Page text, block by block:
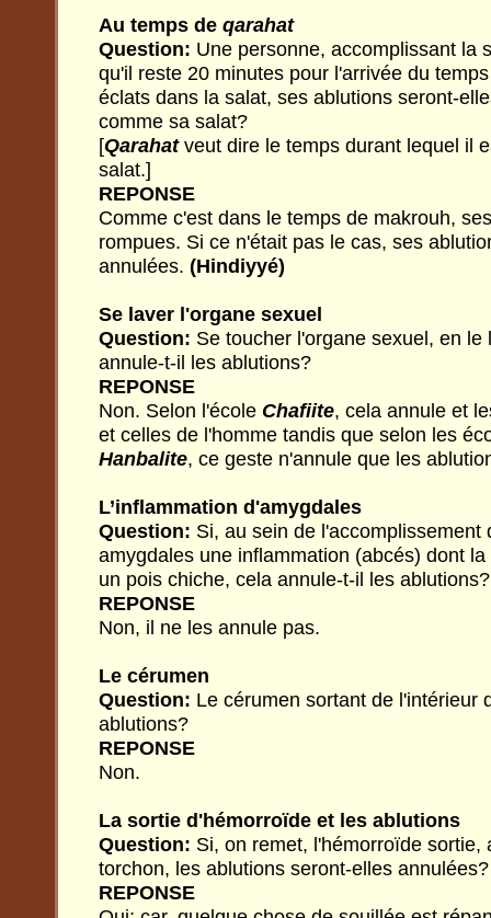
Au temps de qarahat
Question: Une personne, accomplissant la
qu'il reste 20 minutes pour l'arrivée du
éclats dans la salat, ses ablutions seront-
comme sa salat?
[Qarahatveut dire le temps durant lequel il
salat.]
REPONSE
Comme c'est dans le temps de makrouh,
rompues. Si ce n'était pas le cas, ses
annulées. (Hindiyyé)
Se laver l'organe sexuel
Question: Se toucher l'organe sexuel, en le
annule-t-il les ablutions?
REPONSE
Non. Selon l'école Chafiite, cela annule et
et celles de l'homme tandis que selon les
Hanbalite, ce geste n'annule que les
L’inflammation d'amygdales
Question: Si, au sein de l'accomplissement
amygdales une inflammation (abcés) dont
un pois chiche, cela annule-t-il les ablutions?
REPONSE
Non, il ne les annule pas.
Le cérumen
Question: Le cérumen sortant de l'intérieur
ablutions?
REPONSE
Non.
La sortie d'hémorroïde et les ablutions
Question: Si, on remet, l'hémorroïde sortie,
torchon, les ablutions seront-elles annulées?
REPONSE